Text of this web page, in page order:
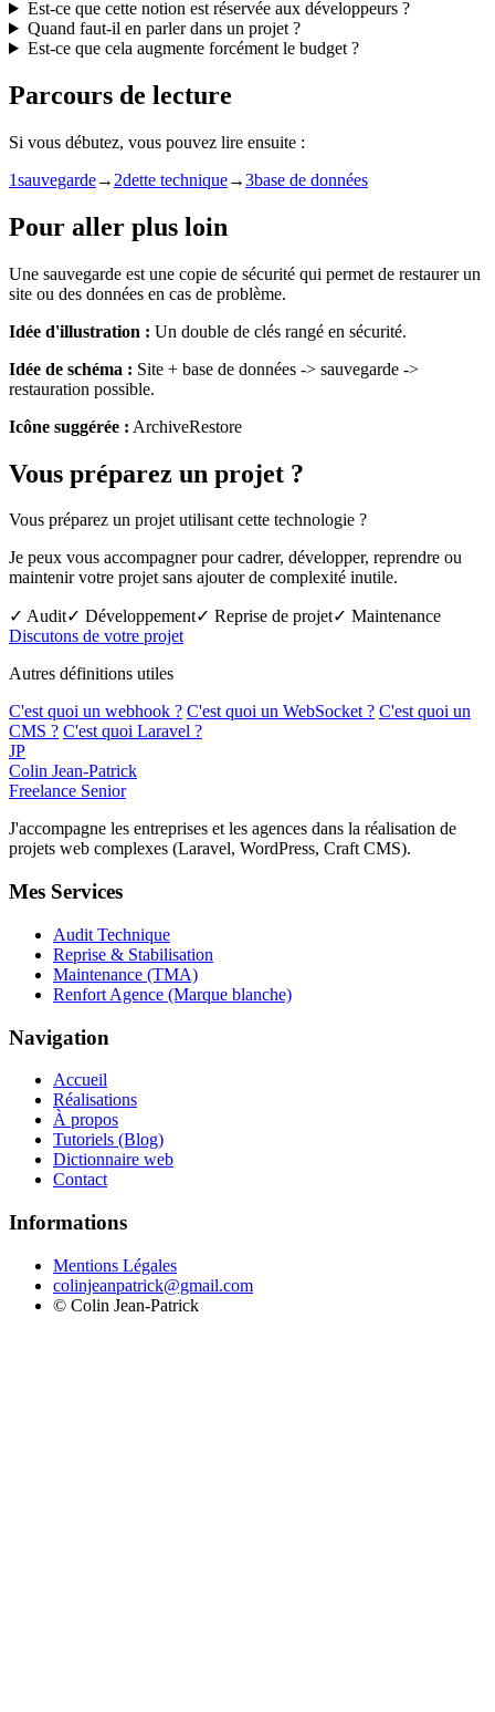
Est-ce que cette notion est réservée aux développeurs ?
Quand faut-il en parler dans un projet ?
Est-ce que cela augmente forcément le budget ?
Parcours de lecture
Si vous débutez, vous pouvez lire ensuite :
1sauvegarde→ 2dette technique→3base de données
Pour aller plus loin
Une sauvegarde est une copie de sécurité qui permet de restaurer un
site ou des données en cas de problème.
Idée d'illustration : Un double de clés rangé en sécurité.
Idée de schéma : Site + base de données -> sauvegarde ->
restauration possible.
Icône suggérée : ArchiveRestore
Vous préparez un projet ?
Vous préparez un projet utilisant cette technologie ?
Je peux vous accompagner pour cadrer, développer, reprendre ou
maintenir votre projet sans ajouter de complexité inutile.
✓ Audit✓ Développement✓ Reprise de projet✓ Maintenance
Discutons de votre projet
Autres définitions utiles
C'est quoi un webhook ? C'est quoi un WebSocket ? C'est quoi un
CMS ? C'est quoi Laravel ?
JP
Colin Jean-Patrick
Freelance Senior
J'accompagne les entreprises et les agences dans la réalisation de
projets web complexes (Laravel, WordPress, Craft CMS).
Mes Services
Audit Technique
Reprise & Stabilisation
Maintenance (TMA)
Renfort Agence (Marque blanche)
Navigation
Accueil
Réalisations
À propos
Tutoriels (Blog)
Dictionnaire web
Contact
Informations
Mentions Légales
colinjeanpatrick@gmail.com
© Colin Jean-Patrick